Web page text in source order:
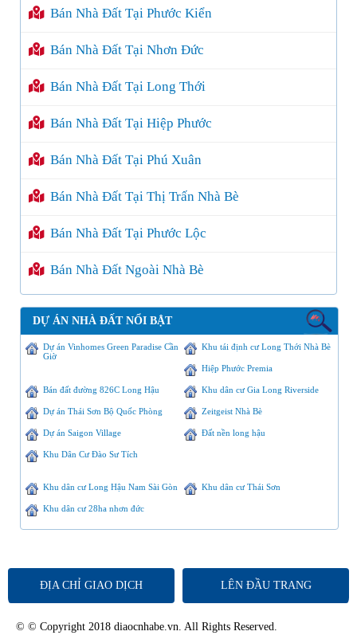
Bán Nhà Đất Tại Phước Kiển
Bán Nhà Đất Tại Nhơn Đức
Bán Nhà Đất Tại Long Thới
Bán Nhà Đất Tại Hiệp Phước
Bán Nhà Đất Tại Phú Xuân
Bán Nhà Đất Tại Thị Trấn Nhà Bè
Bán Nhà Đất Tại Phước Lộc
Bán Nhà Đất Ngoài Nhà Bè
DỰ ÁN NHÀ ĐẤT NỔI BẬT
Dự án Vinhomes Green Paradise Cần
Giờ
Khu tái định cư Long Thới Nhà Bè
Hiệp Phước Premia
Bán đất đường 826C Long Hậu Khu dân cư Gia Long Riverside
Dự án Thái Sơn Bộ Quốc Phòng Zeitgeist Nhà Bè
Dự án Saigon Village Đất nền long hậu
Khu Dân Cư Đào Sư Tích
Khu dân cư Long Hậu Nam Sài Gòn Khu dân cư Thái Sơn
Khu dân cư 28ha nhơn đức
ĐỊA CHỈ GIAO DỊCH LÊN ĐẦU TRANG
© © Copyright 2018 diaocnhabe.vn. All Rights Reserved.